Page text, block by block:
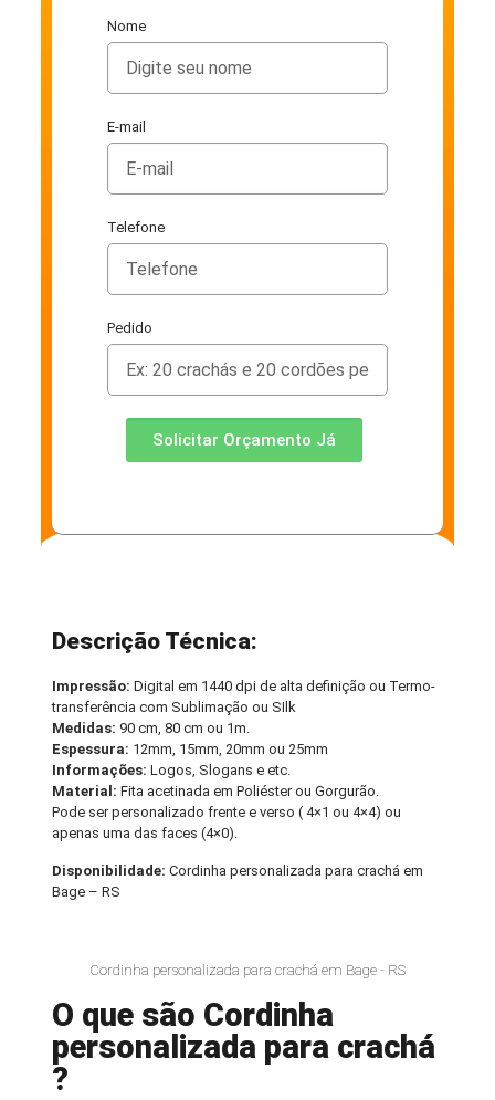
Nome
E-mail
Telefone
Pedido
Solicitar Orçamento Já
Descrição Técnica:
Impressão: Digital em 1440 dpi de alta definição ou Termo-
transferência com Sublimação ou SIlk
Medidas: 90 cm, 80 cm ou 1m.
Espessura: 12mm, 15mm, 20mm ou 25mm
Informações:Logos, Slogans e etc.
Material: Fita acetinada em Poliéster ou Gorgurão.
Pode ser personalizado frente e verso ( 4×1 ou 4×4) ou
apenas uma das faces (4×0).
Disponibilidade:Cordinha personalizada para crachá em
Bage – RS
Cordinha personalizada para crachá em Bage - RS
O que são Cordinha
personalizada para crachá
?